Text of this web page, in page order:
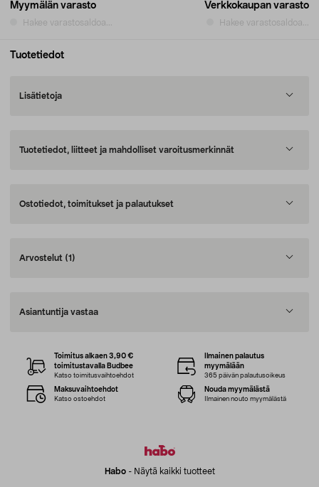
Myymälän varasto
Hakee varastosaldoa...
Verkkokaupan varasto
Hakee varastosaldoa...
Tuotetiedot
Lisätietoja
Tuotetiedot, liitteet ja mahdolliset varoitusmerkinnät
Ostotiedot, toimitukset ja palautukset
Arvostelut (1)
Asiantuntija vastaa
Habo- Näytä kaikki tuotteet
Toimitus alkaen 3,90 €
toimitustavalla Budbee
Katso toimitusvaihtoehdot
Ilmainen palautus
myymälään
365 päivän palautusoikeus
Maksuvaihtoehdot
Katso ostoehdot
Nouda myymälästä
Ilmainen nouto myymälästä